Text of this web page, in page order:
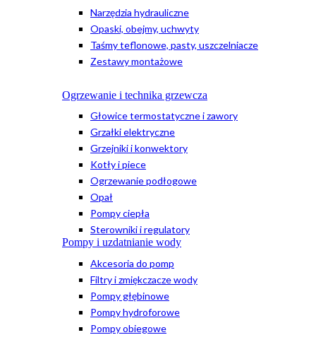
Narzędzia hydrauliczne
Opaski, obejmy, uchwyty
Taśmy teflonowe, pasty, uszczelniacze
Zestawy montażowe
Ogrzewanie i technika grzewcza
Głowice termostatyczne i zawory
Grzałki elektryczne
Grzejniki i konwektory
Kotły i piece
Ogrzewanie podłogowe
Opał
Pompy ciepła
Sterowniki i regulatory
Pompy i uzdatnianie wody
Akcesoria do pomp
Filtry i zmiękczacze wody
Pompy głębinowe
Pompy hydroforowe
Pompy obiegowe